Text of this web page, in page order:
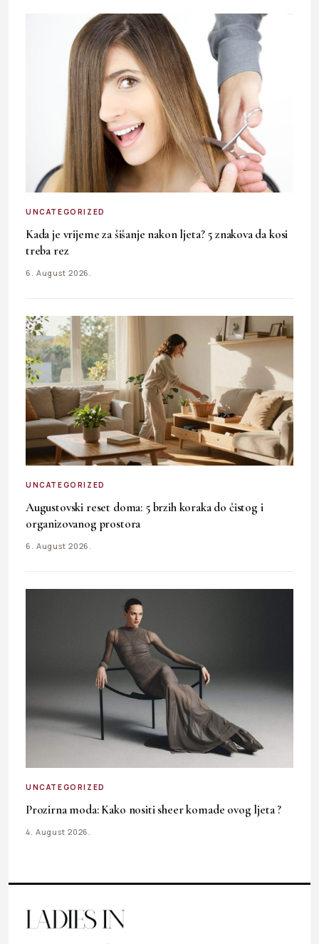
UNCATEGORIZED
Kada je vrijeme za šišanje nakon ljeta? 5 znakova da kosi
treba rez
6. August 2026.
UNCATEGORIZED
Augustovski reset doma: 5 brzih koraka do čistog i
organizovanog prostora
6. August 2026.
UNCATEGORIZED
Prozirna moda: Kako nositi sheer komade ovog ljeta ?
4. August 2026.